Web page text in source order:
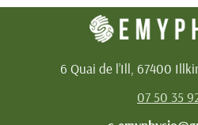
6 Quai de l’Ill, 67400
07 50 35